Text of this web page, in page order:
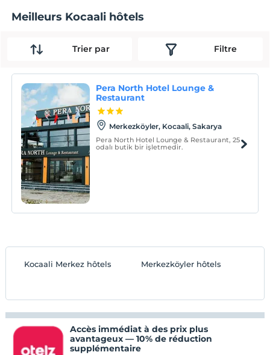
Meilleurs Kocaali hôtels
Trier par Filtre
Pera North Hotel Lounge &
Restaurant
Merkezköyler, Kocaali, Sakarya
Pera North Hotel Lounge & Restaurant, 25
odalı butik bir işletmedir.
Kocaali Merkez hôtels Merkezköyler hôtels
Accès immédiat à des prix plus
avantageux — 10% de réduction
supplémentaire